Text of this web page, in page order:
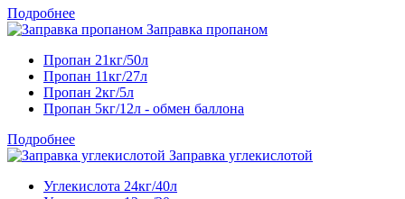
Подробнее
Заправка пропаном
Пропан 21кг/50л
Пропан 11кг/27л
Пропан 2кг/5л
Пропан 5кг/12л - обмен баллона
Подробнее
Заправка углекислотой
Углекислота 24кг/40л